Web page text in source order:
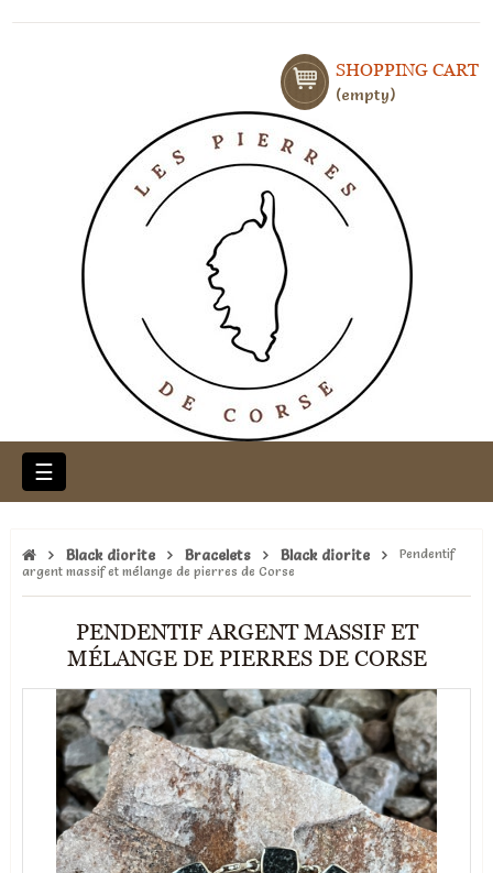
SHOPPING CART
empty
Toggle
navigation
☰
Black diorite Bracelets Black diorite
Pendentif
argent massif et mélange de pierres de Corse
PENDENTIF ARGENT MASSIF ET
MÉLANGE DE PIERRES DE CORSE